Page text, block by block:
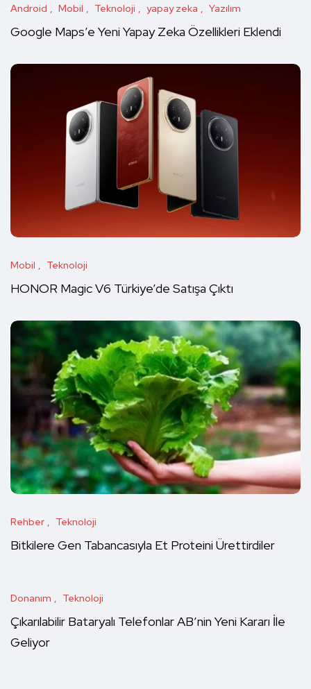
Android Mobil Teknoloji yapay zeka Yazılım
Google Maps’e Yeni Yapay Zeka Özellikleri Eklendi
Mobil Teknoloji
HONOR Magic V6 Türkiye’de Satışa Çıktı
Rehber Teknoloji
Bitkilere Gen Tabancasıyla Et Proteini Ürettirdiler
Donanım Teknoloji
Çıkarılabilir Bataryalı Telefonlar AB’nin Yeni Kararı İle
Geliyor